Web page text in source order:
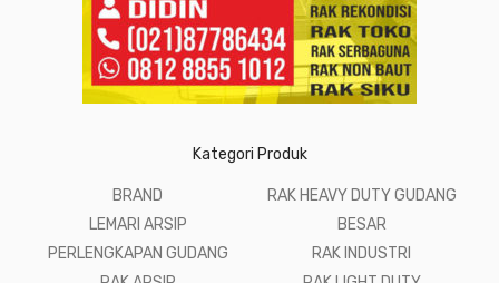
Kategori Produk
BRAND
LEMARI ARSIP
PERLENGKAPAN GUDANG
RAK HEAVY DUTY GUDANG
BESAR
RAK INDUSTRI